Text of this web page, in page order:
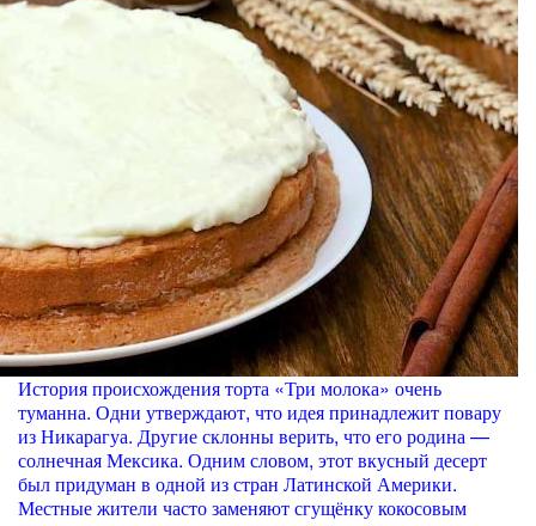
История происхождения торта «Три молока» очень
туманна. Одни утверждают, что идея принадлежит повару
из Никарагуа. Другие склонны верить, что его родина —
солнечная Мексика. Одним словом, этот вкусный десерт
был придуман в одной из стран Латинской Америки.
Местные жители часто заменяют сгущёнку кокосовым